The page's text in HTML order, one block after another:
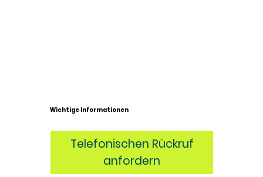
Wichtige Informationen
Telefonischen Rückruf
anfordern